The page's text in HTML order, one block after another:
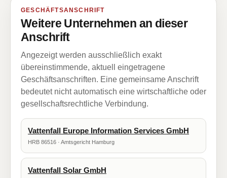
GESCHÄFTSANSCHRIFT
Weitere Unternehmen an dieser
Anschrift
Angezeigt werden ausschließlich exakt
übereinstimmende, aktuell eingetragene
Geschäftsanschriften. Eine gemeinsame Anschrift
bedeutet nicht automatisch eine wirtschaftliche oder
gesellschaftsrechtliche Verbindung.
Vattenfall Europe Information Services GmbH
HRB 86516 · Amtsgericht Hamburg
Vattenfall Solar GmbH